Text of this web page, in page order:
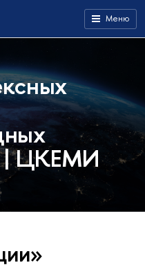
Меню
| ЦКЕМИ